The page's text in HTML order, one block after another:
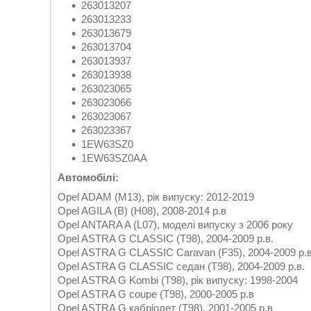
263013207
263013233
263013679
263013704
263013937
263013938
263023065
263023066
263023067
263023367
1EW63SZ0
1EW63SZ0AA
Автомобілі:
Opel ADAM (M13), рік випуску: 2012-2019
Opel AGILA (B) (H08), 2008-2014 р.в
Opel ANTARA A (L07), моделі випуску з 2006 року
Opel ASTRA G CLASSIC (T98), 2004-2009 р.в.
Opel ASTRA G CLASSIC Caravan (F35), 2004-2009
Opel ASTRA G CLASSIC седан (T98), 2004-2009 р.в.
Opel ASTRA G Kombi (T98), рік випуску: 1998-2004
Opel ASTRA G coupe (T98), 2000-2005 р.в
Opel ASTRA G кабріолет (T98), 2001-2005 р.в